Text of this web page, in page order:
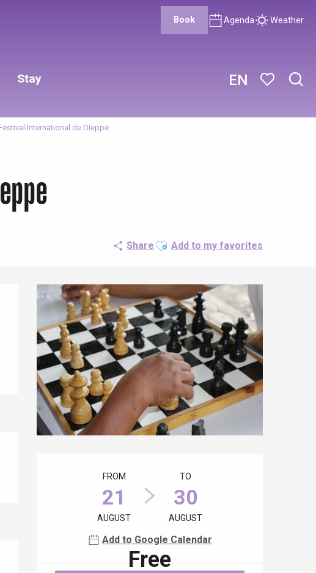
EN
Book Agenda Weather
Stay
International de Dieppe
Share Ajouter aux favoris
Add to my favorites
Opening hours & contact details
FROM
21
AUGUST
TO
30
AUGUST
Add to Google Calendar
Free